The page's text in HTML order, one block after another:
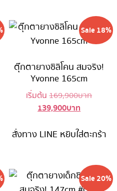
บาท.
Sale 18%
ตุ๊กตายางซิลิโคน สมจริง!
Yvonne 165cm
เริ่มต้น169,900บาท
139,900บาท
is:
สั่งทาง LINE หยิบใส่ตะกร้า
Sale 20%